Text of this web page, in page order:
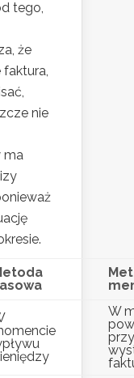
tego,
że
nie
ma
W